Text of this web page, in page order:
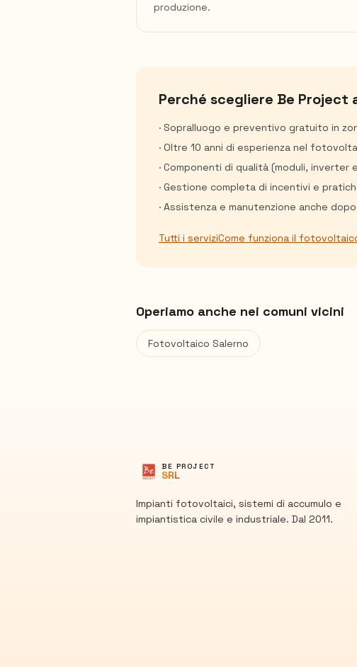
produzione.
Perché scegliere Be Project
· Sopralluogo e preventivo gratuito in
· Oltre 10 anni di esperienza nel
· Componenti di qualità (moduli, inverter
· Gestione completa di incentivi e
· Assistenza e manutenzione anche
Tutti i serviziCome funziona il
Operiamo anche nei comuni vicini
Fotovoltaico Salerno
BE PROJECT
SRL
Impianti fotovoltaici, sistemi di accumulo e
impiantistica civile e industriale. Dal 2011.